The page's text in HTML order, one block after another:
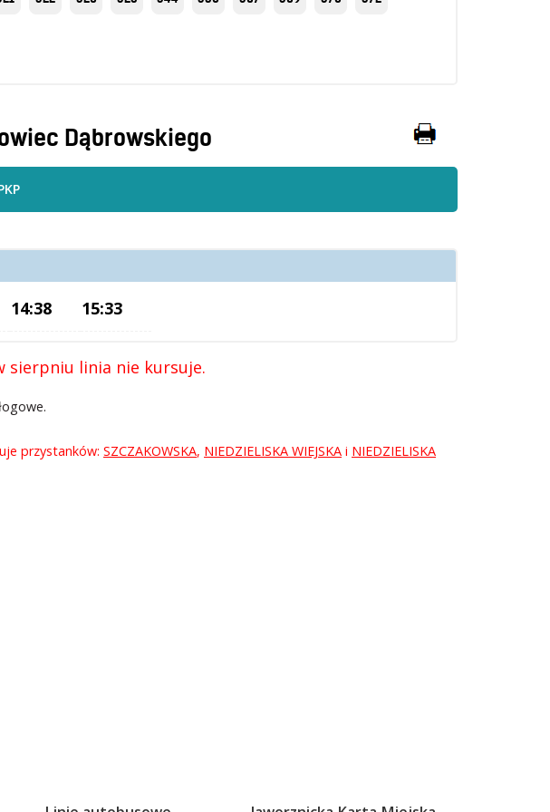
Dąbrowskiego
14:38 15:33
sierpniu linia nie kursuje.
przystanków: SZCZAKOWSKA, NIEDZIELISKA WIEJSKA i NIEDZIELISKA